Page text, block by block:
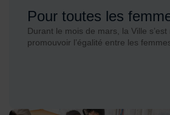
Pour toutes les
Durant le mois de mars, la Ville
promouvoir l’égalité entre les